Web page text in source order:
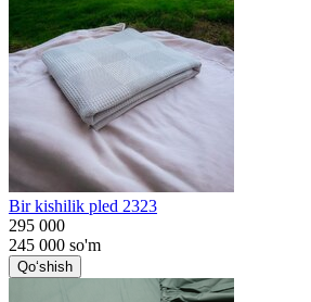
Bir kishilik pled 2323
295 000
245 000 so'm
Qo‘shish